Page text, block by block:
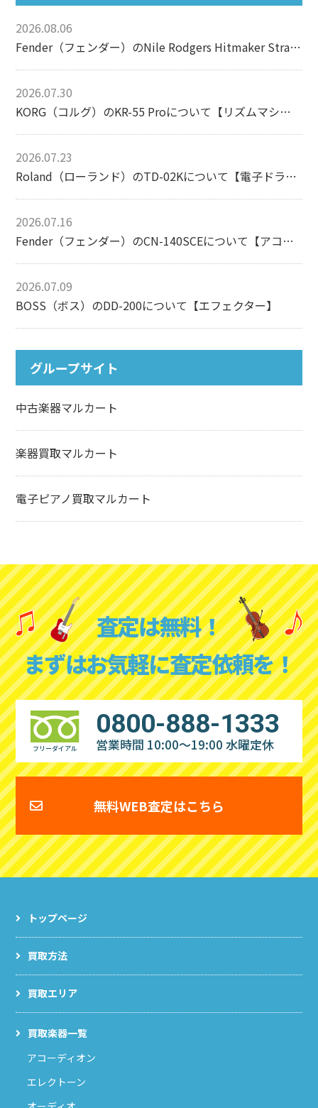
2026.08.06
Fender（フェンダー）のNile Rodgers Hitmaker Stratocasterについて【エレキギター】
2026.07.30
KORG（コルグ）のKR-55 Proについて【リズムマシン】
2026.07.23
Roland（ローランド）のTD-02Kについて【電子ドラム】
2026.07.16
Fender（フェンダー）のCN-140SCEについて【アコースティックギター】
2026.07.09
BOSS（ボス）のDD-200について【エフェクター】
グループサイト
中古楽器マルカート
楽器買取マルカート
電子ピアノ買取マルカート
査定は無料！
まずはお気軽に査定依頼を！
フリーダイアル
0800-888-1333
営業時間 10:00～19:00 水曜定休
無料WEB査定はこちら
トップページ
買取方法
買取エリア
買取楽器一覧
アコーディオン
エレクトーン